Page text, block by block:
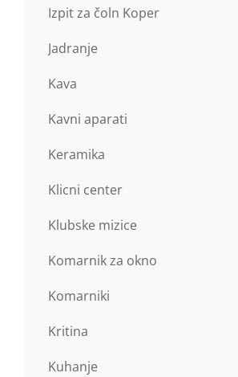
Izpit za čoln Koper
Jadranje
Kava
Kavni aparati
Keramika
Klicni center
Klubske mizice
Komarnik za okno
Komarniki
Kritina
Kuhanje